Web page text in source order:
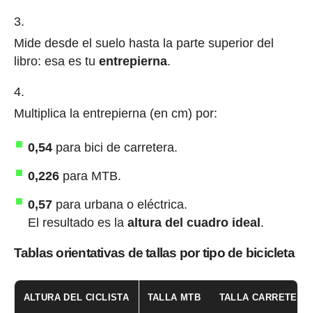
Mide desde el suelo hasta la parte superior del
libro: esa es tu entrepierna.
Multiplica la entrepierna (en cm) por:
0,54para bici de carretera.
0,226para MTB.
0,57para urbana o eléctrica.
El resultado es la altura del cuadro ideal.
Tablas orientativas de tallas por tipo de bicicleta
ALTURA DEL CICLISTA TALLA MTB TALLA CARRETERA